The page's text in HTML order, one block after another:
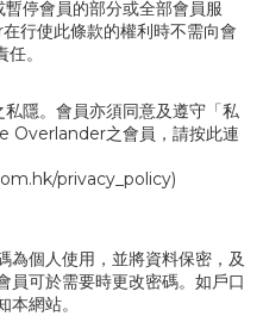
停會員的部分或全部會員服
行使此條款的權利時不需向會
。
隱。會員亦須同意及遵守「私
Overlander之會員，請按此連
privacy_policy)
為個人使用，並將資料保密，及
員可於需要時更改密碼。如戶口
網站。